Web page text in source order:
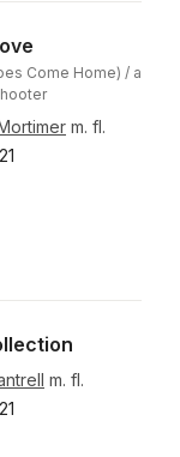
Come Home) / a
m. fl.
m. fl.